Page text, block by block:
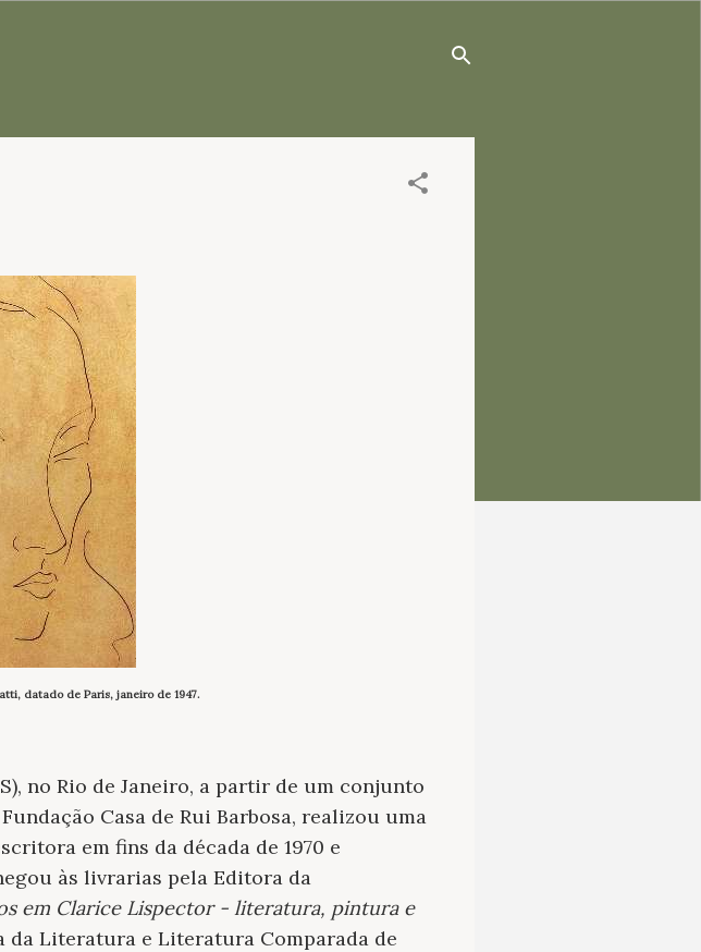
datado de Paris, janeiro de 1947.
no Rio de Janeiro, a partir de um conjunto
Casa de Rui Barbosa, realizou uma
em fins da década de 1970 e
às livrarias pela Editora da
em Clarice Lispector - literatura, pintura e
da Literatura e Literatura Comparada de